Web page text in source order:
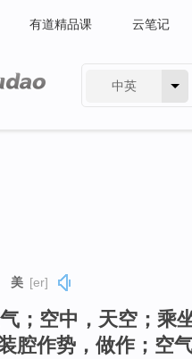
有道精品课 云笔记
中英
美 [er]
；空中，天空；乘
腔作势，做作；空